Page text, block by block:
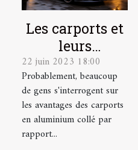
Les carports et
leurs
avantages
22 juin 2023 18:00
Probablement, beaucoup
de gens s'interrogent sur
les avantages des carports
en aluminium collé par
rapport...